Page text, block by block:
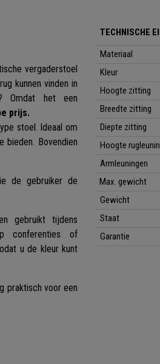
vergaderstoel
kunnen vinden in
Omdat het een
prijs.
stoel. Ideaal om
bieden. Bovendien
de gebruiker de
gebruikt tijdens
conferenties of
u de kleur kunt
praktisch voor een
TECHNISCHE
Materiaal
Kleur
Hoogte zitting
Breedte zitting
Diepte zitting
Hoogte
Armleuningen
Max. gewicht
Gewicht
Staat
Garantie